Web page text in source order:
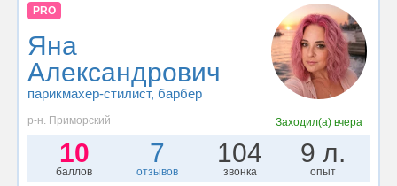
PRO
Яна
Александрович
парикмахер-стилист, барбер
р-н. Приморский Заходил(а)вчера
10
баллов
7
отзывов
104
звонка
9 л.
опыт